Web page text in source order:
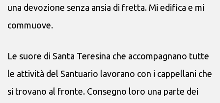
una devozione senza ansia di fretta. Mi edifica e mi
commuove.
Le suore di Santa Teresina che accompagnano tutte
le attività del Santuario lavorano con i cappellani che
si trovano al fronte. Consegno loro una parte dei